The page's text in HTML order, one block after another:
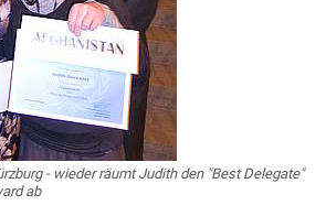
- wieder räumt Judith den "Best Delegate"
ab